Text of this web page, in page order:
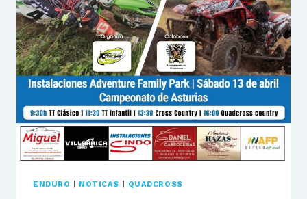
JULIO
PANDO!
ENDURO NOTICAS QUADCROSS